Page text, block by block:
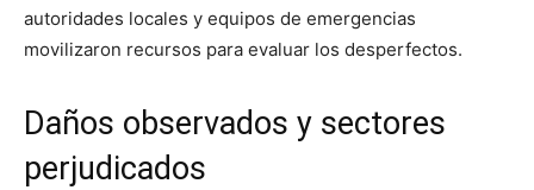
autoridades locales y equipos de emergencias
movilizaron recursos para evaluar los desperfectos.
Daños observados y sectores
perjudicados